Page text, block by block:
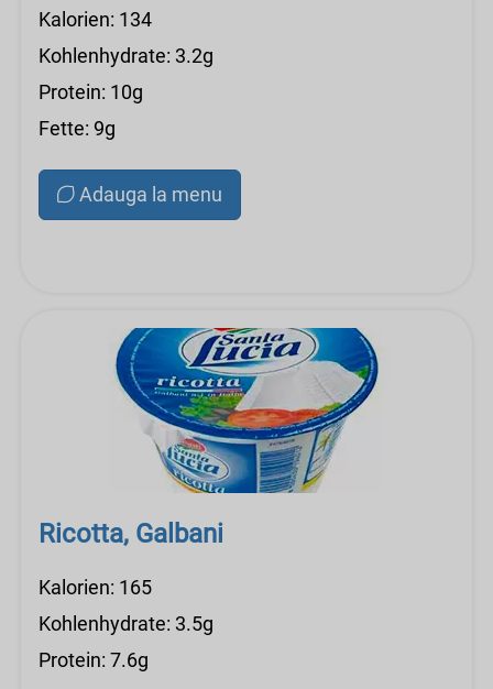
Kalorien: 134
Kohlenhydrate: 3.2g
Protein: 10g
Fette: 9g
Adauga la menu
Ricotta, Galbani
Kalorien: 165
Kohlenhydrate: 3.5g
Protein: 7.6g